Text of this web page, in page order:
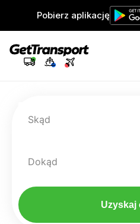
Pobierz aplikację
Skąd
Dokąd
Uzyskaj